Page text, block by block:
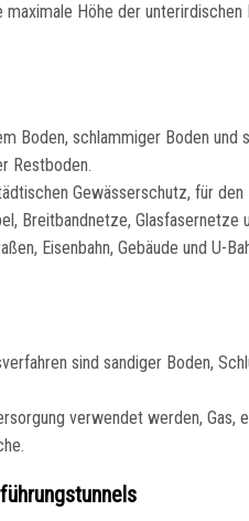
Höhe der
Boden, schlammiger Boden und
Restboden.
Gewässerschutz, für den
Breitbandnetze, Glasfasernetze
Eisenbahn, Gebäude und U-
sind sandiger Boden,
verwendet werden, Gas,